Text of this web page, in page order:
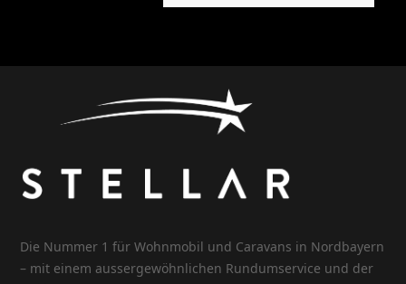
Die Nummer 1 für Wohnmobil und Caravans in Nordbayern
– mit einem aussergewöhnlichen Rundumservice und der